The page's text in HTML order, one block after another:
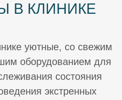
В КЛИНИКЕ
уютные, со свежим
оборудованием для
состояния
экстренных